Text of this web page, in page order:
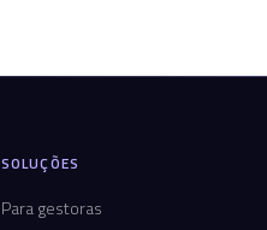
SOLUÇÕES
Para gestoras